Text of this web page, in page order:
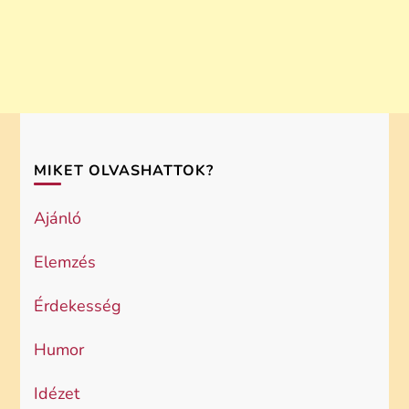
MIKET OLVASHATTOK?
Ajánló
Elemzés
Érdekesség
Humor
Idézet